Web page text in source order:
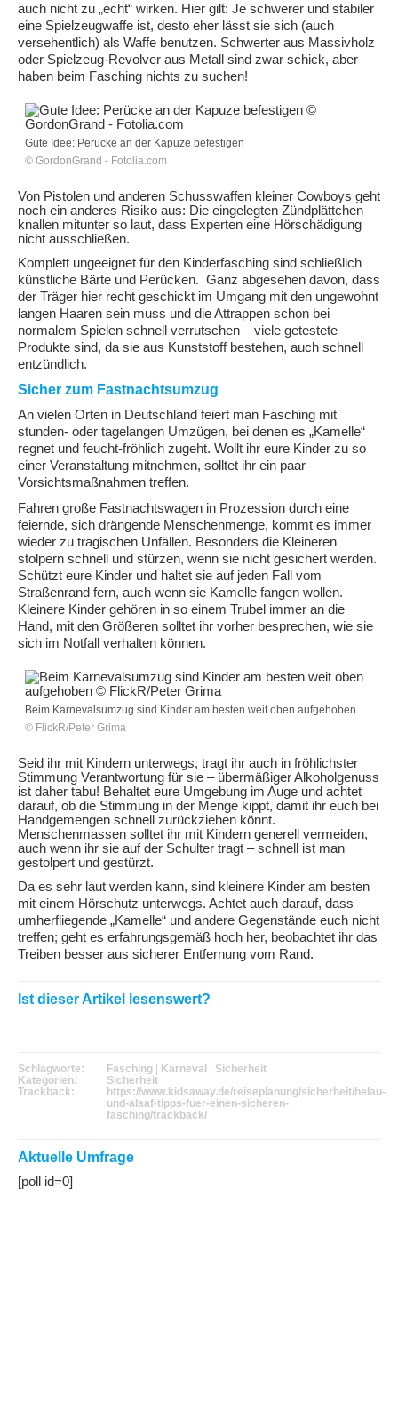
auch nicht zu „echt“ wirken. Hier gilt: Je schwerer und stabiler
eine Spielzeugwaffe ist, desto eher lässt sie sich (auch
versehentlich) als Waffe benutzen. Schwerter aus Massivholz
oder Spielzeug-Revolver aus Metall sind zwar schick, aber
haben beim Fasching nichts zu suchen!
Gute Idee: Perücke an der Kapuze befestigen
© GordonGrand - Fotolia.com
Von Pistolen und anderen Schusswaffen kleiner Cowboys geht
noch ein anderes Risiko aus: Die eingelegten Zündplättchen
knallen mitunter so laut, dass Experten eine Hörschädigung
nicht ausschließen.
Komplett ungeeignet für den Kinderfasching sind schließlich
künstliche Bärte und Perücken. Ganz abgesehen davon, dass
der Träger hier recht geschickt im Umgang mit den ungewohnt
langen Haaren sein muss und die Attrappen schon bei
normalem Spielen schnell verrutschen – viele getestete
Produkte sind, da sie aus Kunststoff bestehen, auch schnell
entzündlich.
Sicher zum Fastnachtsumzug
An vielen Orten in Deutschland feiert man Fasching mit
stunden- oder tagelangen Umzügen, bei denen es „Kamelle“
regnet und feucht-fröhlich zugeht. Wollt ihr eure Kinder zu so
einer Veranstaltung mitnehmen, solltet ihr ein paar
Vorsichtsmaßnahmen treffen.
Fahren große Fastnachtswagen in Prozession durch eine
feiernde, sich drängende Menschenmenge, kommt es immer
wieder zu tragischen Unfällen. Besonders die Kleineren
stolpern schnell und stürzen, wenn sie nicht gesichert werden.
Schützt eure Kinder und haltet sie auf jeden Fall vom
Straßenrand fern, auch wenn sie Kamelle fangen wollen.
Kleinere Kinder gehören in so einem Trubel immer an die
Hand, mit den Größeren solltet ihr vorher besprechen, wie sie
sich im Notfall verhalten können.
Beim Karnevalsumzug sind Kinder am besten weit oben aufgehoben
© FlickR/Peter Grima
Seid ihr mit Kindern unterwegs, tragt ihr auch in fröhlichster
Stimmung Verantwortung für sie – übermäßiger Alkoholgenuss
ist daher tabu! Behaltet eure Umgebung im Auge und achtet
darauf, ob die Stimmung in der Menge kippt, damit ihr euch bei
Handgemengen schnell zurückziehen könnt.
Menschenmassen solltet ihr mit Kindern generell vermeiden,
auch wenn ihr sie auf der Schulter tragt – schnell ist man
gestolpert und gestürzt.
Da es sehr laut werden kann, sind kleinere Kinder am besten
mit einem Hörschutz unterwegs. Achtet auch darauf, dass
umherfliegende „Kamelle“ und andere Gegenstände euch nicht
treffen; geht es erfahrungsgemäß hoch her, beobachtet ihr das
Treiben besser aus sicherer Entfernung vom Rand.
Ist dieser Artikel lesenswert?
Schlagworte: Fasching | Karneval | Sicherheit
Kategorien:
Sicherheit
Trackback:
https://www.kidsaway.de/reiseplanung/sicherheit/helau-
und-alaaf-tipps-fuer-einen-sicheren-
fasching/trackback/
Aktuelle Umfrage
[poll id=0]